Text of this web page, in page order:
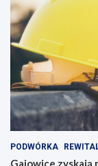
PODWÓRKA
Gajowice zyskają